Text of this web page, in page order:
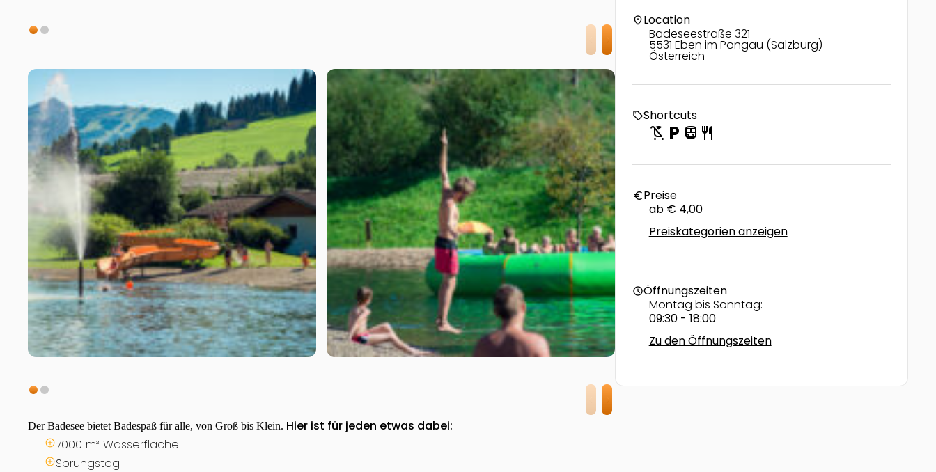
Der Badesee bietet Badespaß für alle, von Groß bis Klein. Hier ist für jeden etwas dabei:
7000 m² Wasserfläche
Sprungsteg
location_onLocation
Badeseestraße 321
5531 Eben im Pongau (Salzburg)
Österreich
local_offerShortcuts
child_friendly local_parking directions_transit restaurant
euroPreise
ab € 4,00
Preiskategorien anzeigen
scheduleÖffnungszeiten
Montag bis Sonntag:
09:30 - 18:00
Zu den Öffnungszeiten